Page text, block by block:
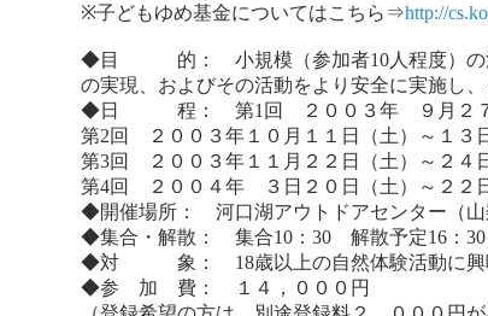
※子どもゆめ基金についてはこちら⇒http://
◆目 的： 小規模（参加者10人程度）の活動
の実現、およびその活動をより安全に実施し
◆日 程： 第1回 ２００３年 ９月２７日
第2回 ２００３年１０月１１日（土）～１３
第3回 ２００３年１１月２２日（土）～２４
第4回 ２００４年 ３日２０日（土）～２２日
◆開催場所： 河口湖アウトドアセンター（山
◆集合・解散： 集合10：30 解散予定16：30
◆対 象： 18歳以上の自然体験活動に興
◆参 加 費： １４，０００円